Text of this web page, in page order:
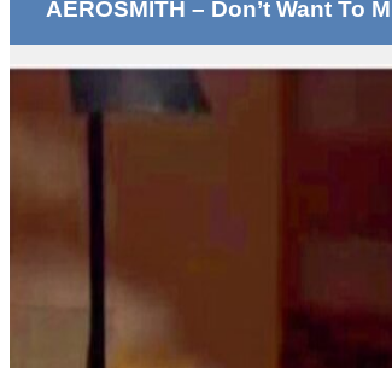
AEROSMITH – Don’t Want To